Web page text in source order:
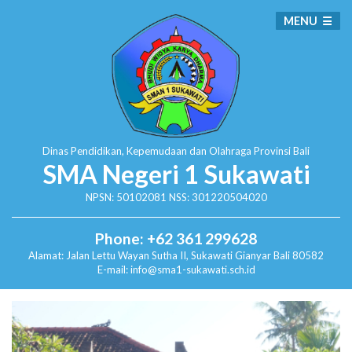
Dinas Pendidikan, Kepemudaan dan Olahraga Provinsi Bali
SMA Negeri 1 Sukawati
NPSN: 50102081 NSS: 301220504020
Phone: +62 361 299628
Alamat: Jalan Lettu Wayan Sutha II, SukawatiGianyar Bali 80582
E-mail: info@sma1-sukawati.sch.id
MENU